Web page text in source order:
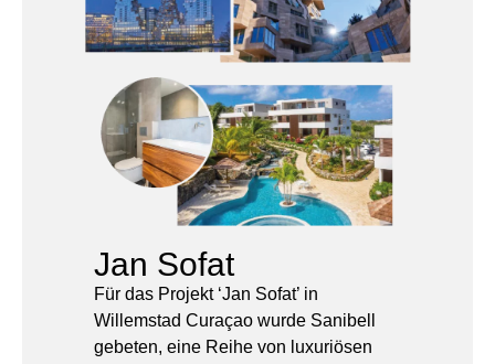
Jan Sofat
Für das Projekt ‘Jan Sofat’ in
gebeten, eine Reihe von luxuriösen
Badmöbelsets zu liefern.